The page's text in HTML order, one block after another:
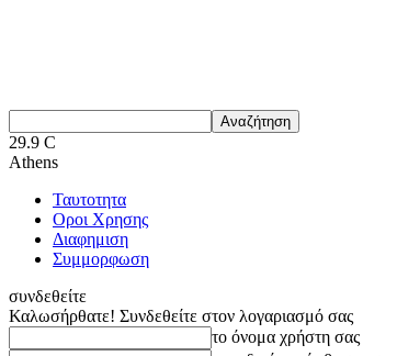
29.9 C
Athens
Ταυτοτητα
Οροι Χρησης
Διαφημιση
Συμμορφωση
συνδεθείτε
Καλωσήρθατε! Συνδεθείτε στον λογαριασμό σας
το όνομα χρήστη σας